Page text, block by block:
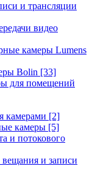
и трансляции
видео
камеры Lumens
Bolin [33]
для помещений
камерами [2]
камеры [5]
и потокового
и записи